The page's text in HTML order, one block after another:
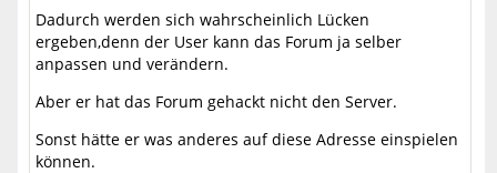
Dadurch werden sich wahrscheinlich Lücken
ergeben,denn der User kann das Forum ja selber
anpassen und verändern.
Aber er hat das Forum gehackt nicht den Server.
Sonst hätte er was anderes auf diese Adresse einspielen
können.